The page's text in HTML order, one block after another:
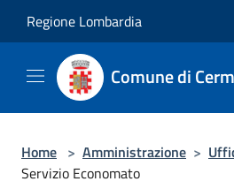
Regione Lombardia
Comune di
Home > Amministrazione >
Servizio Economato